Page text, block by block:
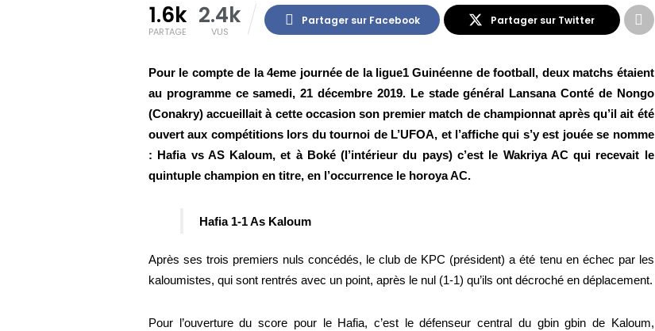
1.6k
PARTAGE
2.4k
VUS
Partager sur Facebook Partager sur Twitter
Pour le compte de la 4eme journée de la ligue1 Guinéenne de football, deux matchs étaient
au programme ce samedi, 21 décembre 2019. Le stade général Lansana Conté de Nongo
(Conakry) accueillait à cette occasion son premier match de championnat après qu’il ait été
ouvert aux compétitions lors du tournoi de L’UFOA, et l’affiche qui s’y est jouée se nomme
: Hafia vs AS Kaloum, et à Boké (l’intérieur du pays) c’est le Wakriya AC qui recevait le
quintuple champion en titre, en l’occurrence le horoya AC.
Hafia 1-1 As Kaloum
Après ses trois premiers nuls concédés, le club de KPC (président) a été tenu en échec par les
Pour l’ouverture du score pour le Hafia, c’est le défenseur central du gbin gbin de Kaloum,